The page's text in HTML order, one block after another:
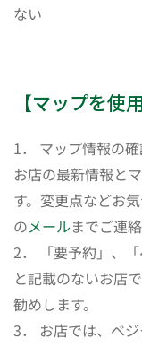
ない
【マップを使
1． マップ情報の
お店の最新情報と
す。変更点などお
のメールまでご連
2． 「要予約」、
と記載のないお店
勧めします。
3． お店では、ベ